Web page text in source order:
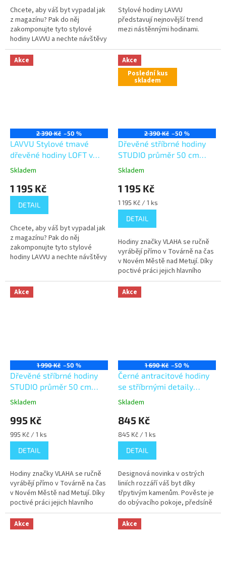
Chcete, aby váš byt vypadal jak
z magazínu? Pak do něj
zakomponujte tyto stylové
hodiny LAVVU a nechte návštěvy
žasnout nad nejnovějším
trendem mezi nástěnnými
hodinami.
Stylové hodiny LAVVU
představují nejnovější trend
mezi nástěnnými hodinami.
Akce
2 390 Kč –50 %
LAVVU Stylové tmavé
dřevěné hodiny LOFT v
industriálním vzhledu
Skladem
1 195 Kč
DETAIL
Chcete, aby váš byt vypadal jak
z magazínu? Pak do něj
zakomponujte tyto stylové
hodiny LAVVU a nechte návštěvy
hodinami.
Akce
Poslední kus
skladem
2 390 Kč –50 %
Dřevěné stříbrné hodiny
STUDIO průměr 50 cm
VCT1061
Skladem
1 195 Kč
Měrná
cena:
1 195 Kč / 1 ks
DETAIL
Hodiny značky VLAHA se ručně
vyrábějí přímo v Továrně na čas
v Novém Městě nad Metují. Díky
poctivé práci jejich hlavního
tvůrce Libora Vláhy se v
hodinách snoubí tradiční...
Akce
1 990 Kč –50 %
Dřevěné stříbrné hodiny
STUDIO průměr 50 cm
VCT1051
Skladem
995 Kč
Měrná
cena:
995 Kč / 1 ks
DETAIL
Hodiny značky VLAHA se ručně
vyrábějí přímo v Továrně na čas
v Novém Městě nad Metují. Díky
poctivé práci jejich hlavního
tvůrce Libora Vláhy se v
hodinách snoubí tradiční...
Akce
1 690 Kč –50 %
Černé antracitové hodiny
se stříbrnými detaily
LAVVU CRYSTAL Lines
Skladem
845 Kč
Měrná
cena:
845 Kč / 1 ks
DETAIL
Designová novinka v ostrých
liniích rozzáří váš byt díky
třpytivým kamenům. Pověste je
do obývacího pokoje, předsíně
nebo ložnice a buďte si jistí, že
se na ně návštěvy nebudou...
Akce Akce